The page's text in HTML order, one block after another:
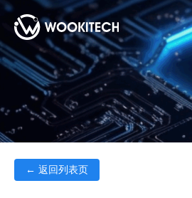
← 返回列表页